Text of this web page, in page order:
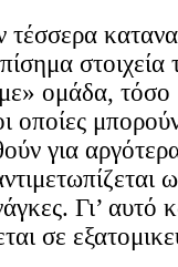
τέσσερα
ομάδα, τόσο
οποίες
για
Γι’ αυτό
σε